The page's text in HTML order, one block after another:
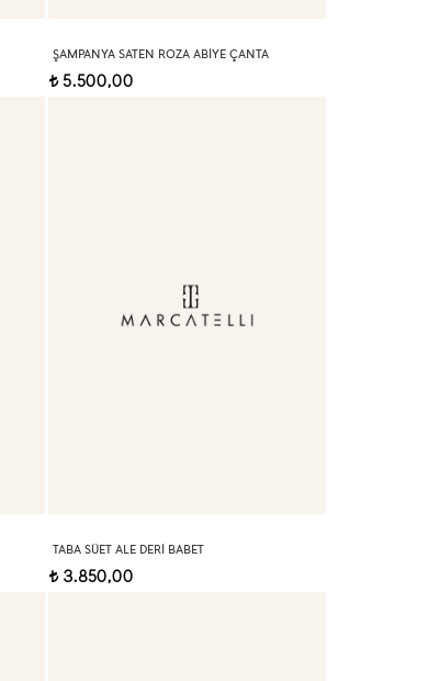
ŞAMPANYA SATEN ROZA ABIYE ÇANTA
t5.500,00
TABA SÜET ALE DERI BABET
t3.850,00